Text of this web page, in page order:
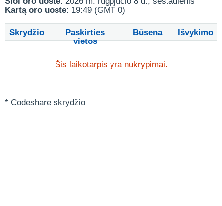
Kartą oro uoste: 19:49 (GMT 0)
Skrydžio
Paskirties
vietos
Būsena Išvykimo
Šis laikotarpis yra nukrypimai.
* Codeshare skrydžio